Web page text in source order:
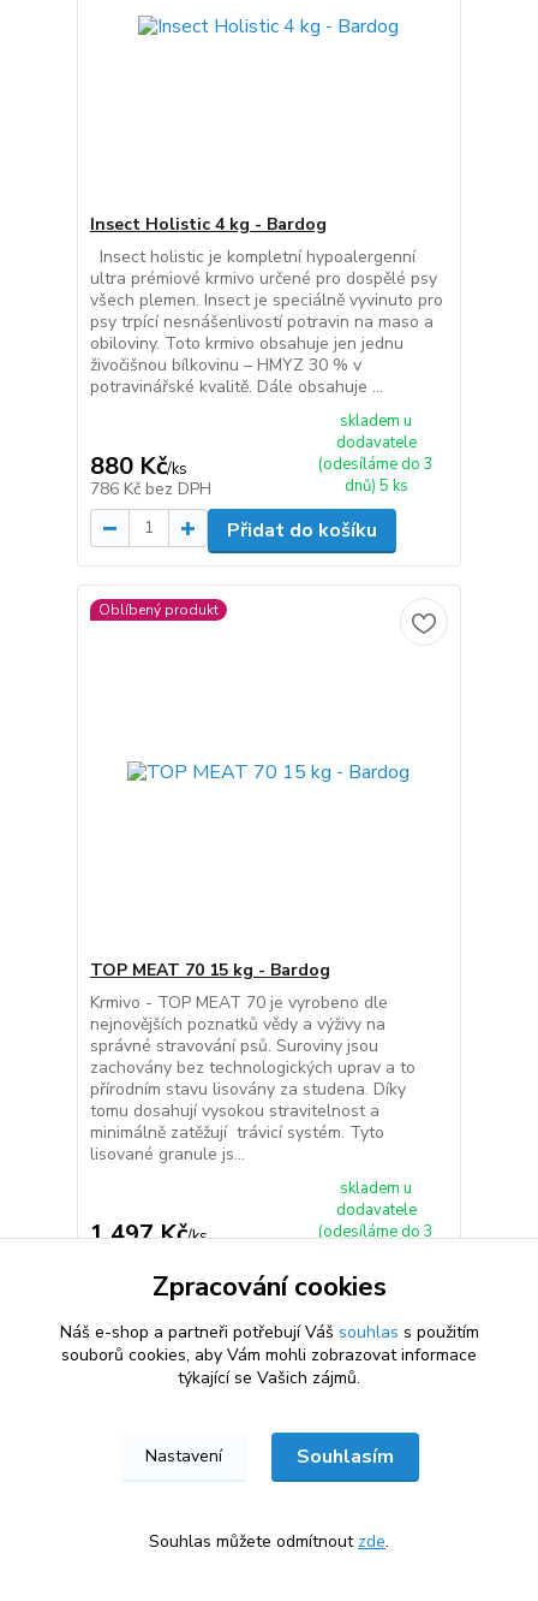
Insect Holistic 4 kg - Bardog
Insect holistic je kompletní hypoalergenní
ultra prémiové krmivo určené pro dospělé psy
všech plemen. Insect je speciálně vyvinuto pro
psy trpící nesnášenlivostí potravin na maso a
obiloviny. Toto krmivo obsahuje jen jednu
živočišnou bílkovinu – HMYZ 30 % v
potravinářské kvalitě. Dále obsahuje ...
880 Kč/ks
786 Kč bez DPH
skladem u
dodavatele
(odesíláme do 3
dnů) 5 ks
Přidat do košíku
Oblíbený produkt
TOP MEAT 70 15 kg - Bardog
Krmivo - TOP MEAT 70 je vyrobeno dle
nejnovějších poznatků vědy a výživy na
správné stravování psů. Suroviny jsou
zachovány bez technologických uprav a to
přírodním stavu lisovány za studena. Díky
tomu dosahují vysokou stravitelnost a
minimálně zatěžují trávicí systém. Tyto
lisované granule js...
1 497 Kč/ks
skladem u
dodavatele
(odesíláme do 3
Přidat do košíku
Zpracování cookies
Náš e-shop a partneři potřebují Váš souhlas s použitím
souborů cookies, aby Vám mohli zobrazovat informace
týkající se Vašich zájmů.
Nastavení Souhlasím
Souhlas můžete odmítnout zde.
100 %★★★★★